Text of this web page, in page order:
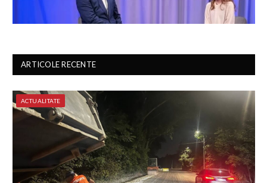
ARTICOLE RECENTE
ACTUALITATE